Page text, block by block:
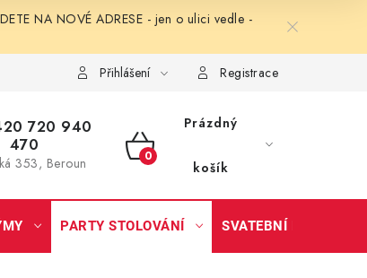
NA NOVÉ ADRESE - jen o ulici vedle -
Přihlášení Registrace
720 940
470
353, Beroun
NÁKUPNÍ
Prázdný
košík
PARTY STOLOVÁNÍ SVATEBNÍ DOPLŇKY